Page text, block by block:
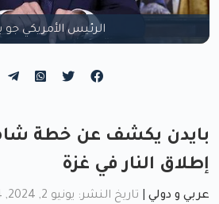
الرئيس الأمريكي جو
بايدن يكشف عن خطة
إطلاق النار في غزة
عربي و دولي تاريخ النشر: يونيو 2, 2024, 12:04 م